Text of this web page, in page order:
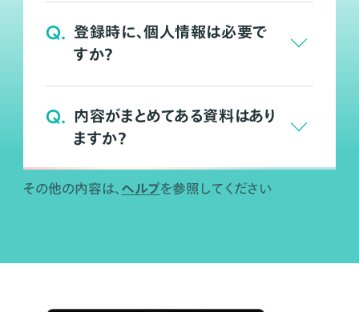
Q. 登録時に、個人情報は必要で
すか？
Q. 内容がまとめてある資料はあり
ますか？
その他の内容は、 ヘルプを参照してください